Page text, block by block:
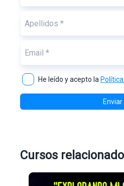
He leído y acepto la
Enviar
Cursos